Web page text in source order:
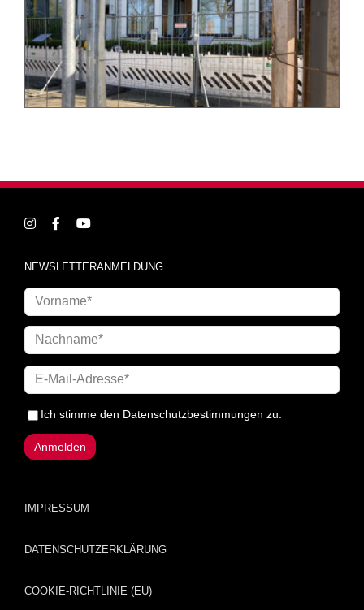
NEWSLETTERANMELDUNG
Ich stimme den Datenschutzbestimmungen zu.
IMPRESSUM
DATENSCHUTZERKLÄRUNG
COOKIE-RICHTLINIE (EU)